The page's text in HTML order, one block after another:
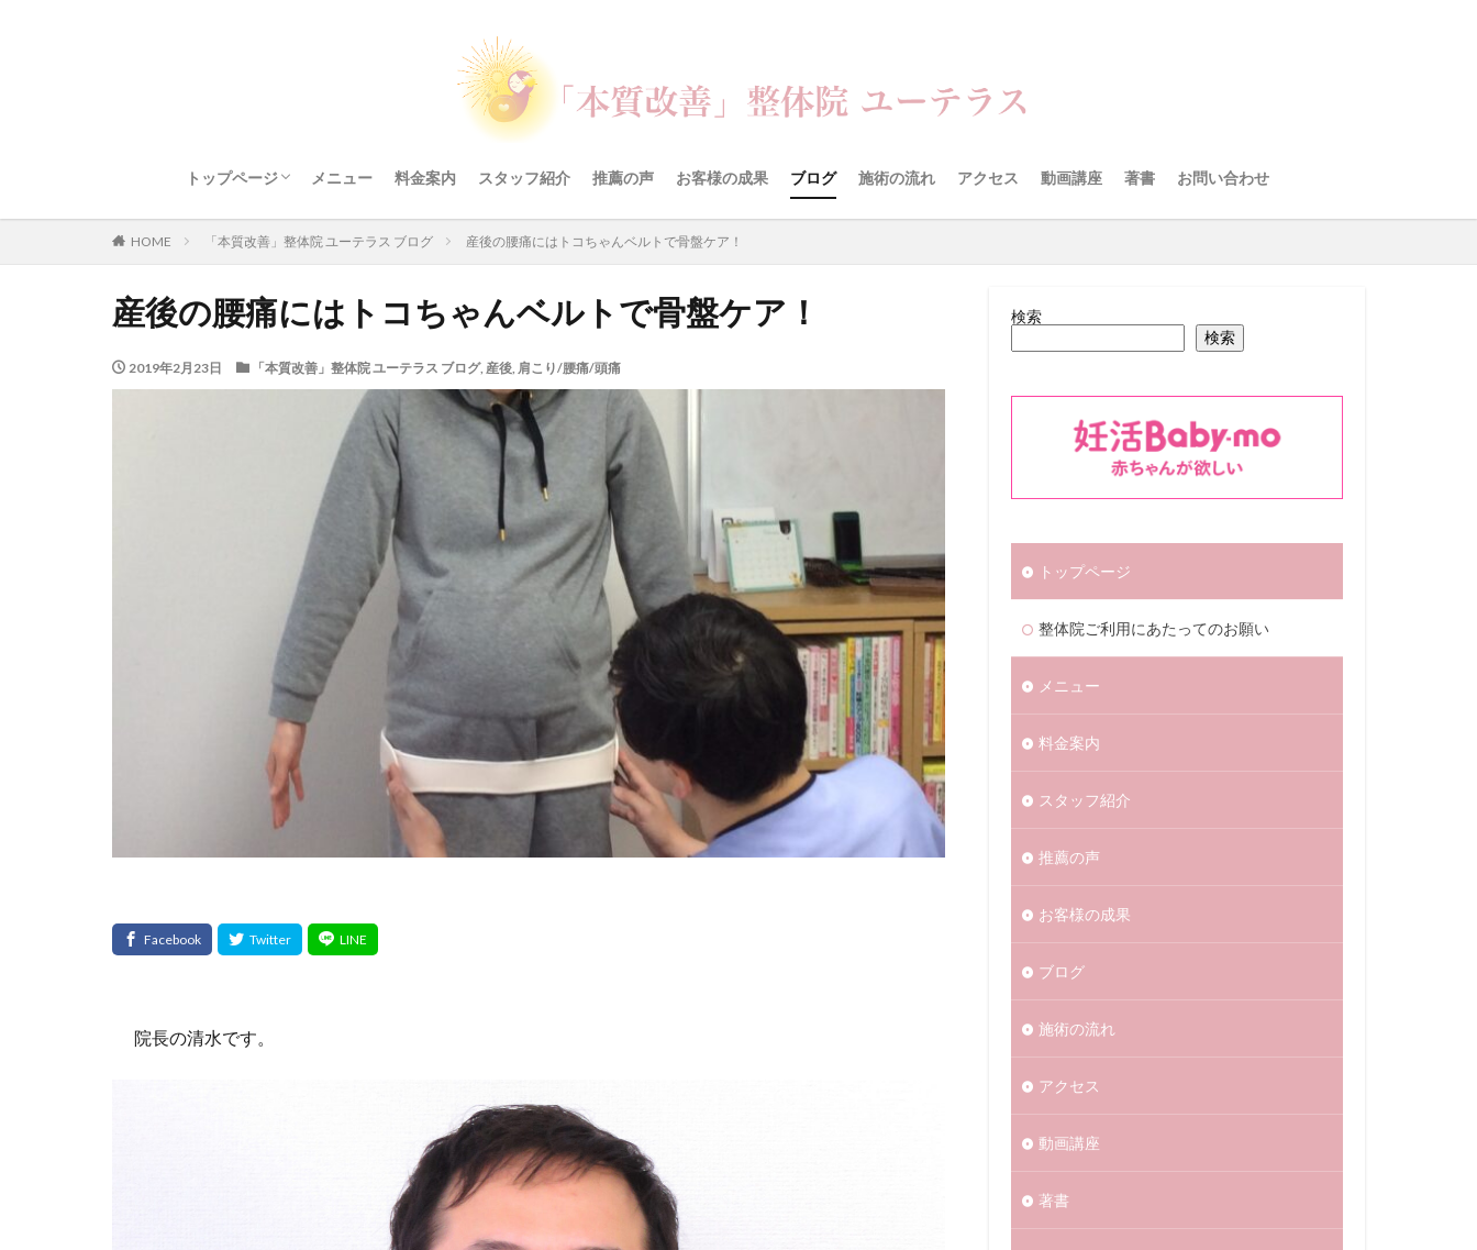
トップページ
整体院ご利用にあたってのお願い
メニュー 料金案内 スタッフ紹介 推薦の声 お客様の成果 ブログ 施術の流れ アクセス 動画講座 著書 お問い合わせ
HOME 「本質改善」整体院 ユーテラス ブログ 産後の腰痛にはトコちゃんベルトで骨盤ケア！
産後の腰痛にはトコちゃんベルトで骨盤ケア！
2019年2月23日 「本質改善」整体院 ユーテラス ブログ, 産後, 肩こり/腰痛/頭痛
院長の清水です。
検索
検索
トップページ
整体院ご利用にあたってのお願い
メニュー
料金案内
スタッフ紹介
推薦の声
お客様の成果
ブログ
施術の流れ
アクセス
動画講座
著書